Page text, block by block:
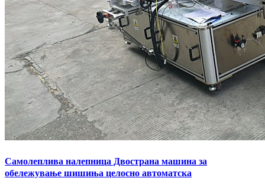
Самолеплива налепница Двострана машина за
обележување шишиња целосно автоматска